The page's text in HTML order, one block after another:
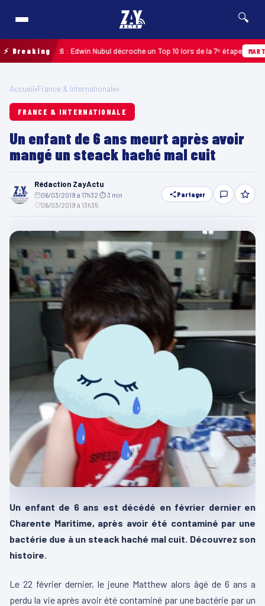
🔍
⚡ Breaking
2026 : Edwin Nubul décroche un Top 10 lors de la 7ᵉ étape MARTINIQUE
Accueil›France & Internationale›
FRANCE & INTERNATIONALE
Un enfant de 6 ans meurt après avoir
mangé un steack haché mal cuit
Rédaction ZayActu
06/03/2019 à 17h32 ⏱ 3 min
06/03/2019 à 13h35
Partager
Un enfant de 6 ans est décédé en février dernier en
Charente Maritime, après avoir été contaminé par une
bactérie due à un steack haché mal cuit. Découvrez son
histoire.
Le 22 février dernier, le jeune Matthew alors âgé de 6 ans a
perdu la vie après avoir été contaminé par une bactérie par un